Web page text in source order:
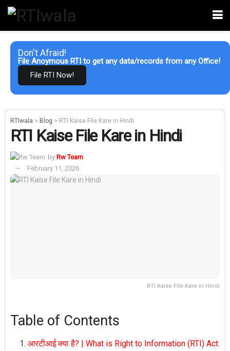
Don't Afraid!
File Anoymous RTI to get any data/records from any Office!
File RTI Now!
RTIwala > Blog > RTI Kaise File Kare in Hindi
RTI Kaise File Kare in Hindi
by Rw Team
February 11, 2026
RTI Kaise File Kare in Hindi
Table of Contents
आरटीआई क्या है? | What is Right to Information (RTI) Act